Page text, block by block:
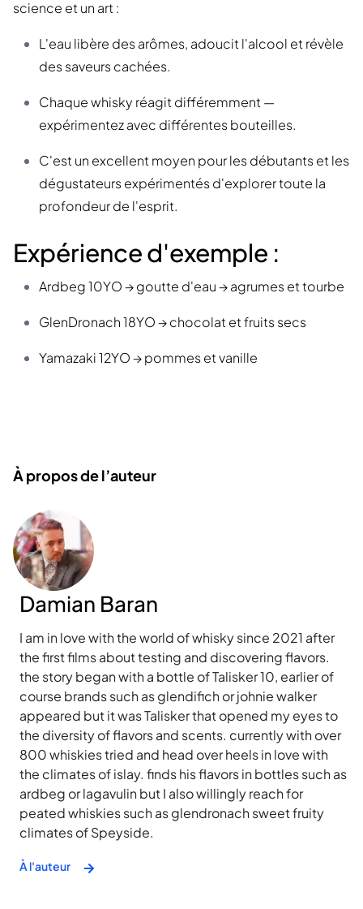
science et un art :
L'eau libère des arômes, adoucit l'alcool et révèle
des saveurs cachées.
Chaque whisky réagit différemment —
expérimentez avec différentes bouteilles.
C'est un excellent moyen pour les débutants et les
dégustateurs expérimentés d'explorer toute la
profondeur de l'esprit.
Expérience d'exemple :
Ardbeg 10YO → goutte d'eau → agrumes et tourbe
GlenDronach 18YO → chocolat et fruits secs
Yamazaki 12YO → pommes et vanille
À propos de l’auteur
Damian Baran
I am in love with the world of whisky since 2021 after
the first films about testing and discovering flavors.
the story began with a bottle of Talisker 10, earlier of
course brands such as glendifich or johnie walker
appeared but it was Talisker that opened my eyes to
the diversity of flavors and scents. currently with over
800 whiskies tried and head over heels in love with
the climates of islay. finds his flavors in bottles such as
ardbeg or lagavulin but I also willingly reach for
peated whiskies such as glendronach sweet fruity
climates of Speyside.
À l'auteur